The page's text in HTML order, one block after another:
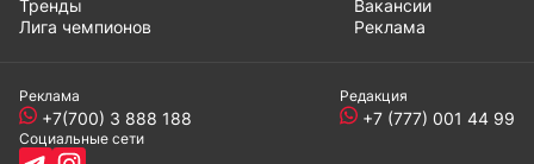
Тренды
Лига чемпионов
Вакансии
Реклама
Реклама
+7(700) 3 888 188
Редакция
+7 (777) 001 44 99
Социальные сети